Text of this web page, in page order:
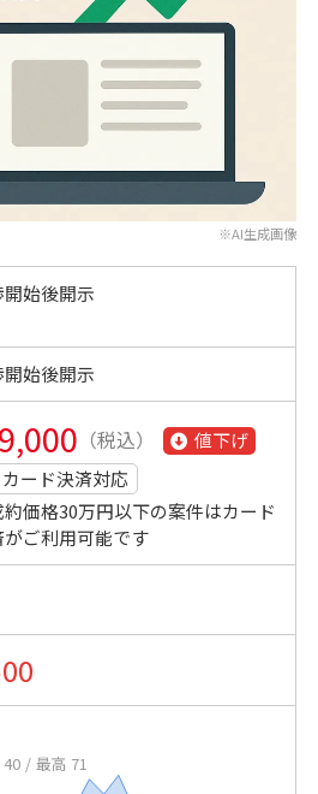
※AI生成画像
開始後開示
開始後開示
（税込）
値下げ
カード決済対応
価格30万円以下の案件はカード
ご利用可能です
/ 最高 71